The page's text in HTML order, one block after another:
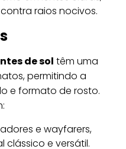
raios nocivos.
de sol têm uma
permitindo a
e formato de rosto.
e wayfarers,
clássico e versátil.